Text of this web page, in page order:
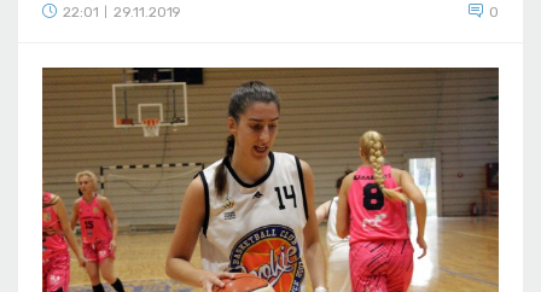
22:01 29.11.2019 0